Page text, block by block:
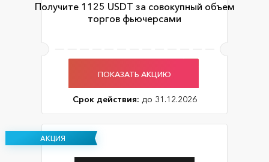
Получите 1125 USDT за совокупный объем
торгов фьючерсами
ПОКАЗАТЬ АКЦИЮ
Срок действия: до 31.12.2026
АКЦИЯ